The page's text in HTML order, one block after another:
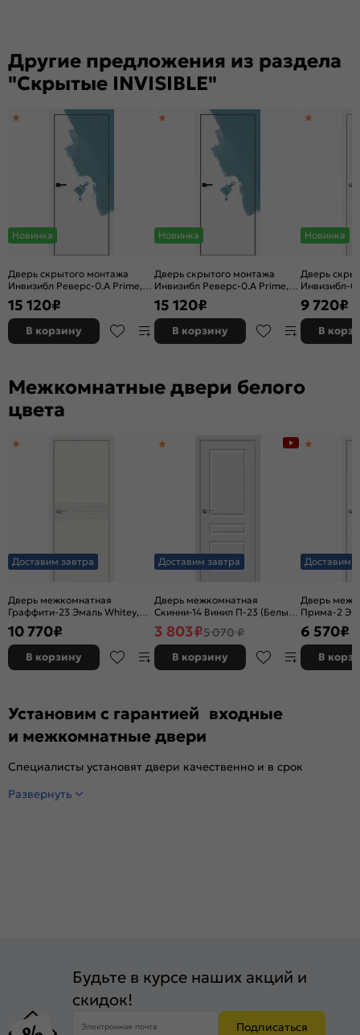
Другие предложения из раздела
"Скрытые INVISIBLE"
Новинка
Дверь скрытого монтажа
Инвизибл Реверс-0.А Prime,
грунт (под окраску), левое
открывание, Грунт, кромка
алюминиевая черная
матовая, каркасно-щитовая
15 120₽
В корзину
Новинка
Дверь скрытого монтажа
Инвизибл Реверс-0.А Prime,
грунт (под окраску), правое
открывание, Грунт, кромка
алюминиевая черная
матовая, каркасно-щитовая
15 120₽
В корзину
Новинка
Дверь
Инвизибл-
(под
наружу,
9 720₽
В
Межкомнатные двери белого
цвета
Доставим завтра
Дверь межкомнатная
Граффити-23 Эмаль Whitey,
без декора, глухая, без
стекла, без кромки, каркасно-
щитовая
10 770₽
В корзину
Доставим завтра
Дверь межкомнатная
Скинни-14 Винил П-23 (Белый),
глухая, скиновая
3 803₽5 070 ₽
В корзину
Доставим
Дверь
Прима-2
Melinga,
декора,
филенчатая
6 570₽
В
Установим с гарантией входные
и межкомнатные двери
Специалисты установят двери качественно и в срок
Развернуть
Будьте в курсе наших акций и
скидок!
Электронная почта Подписаться